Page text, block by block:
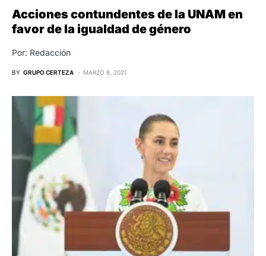
Acciones contundentes de la UNAM en
favor de la igualdad de género
Por: Redacción
BY GRUPO CERTEZA MARZO 8, 2021